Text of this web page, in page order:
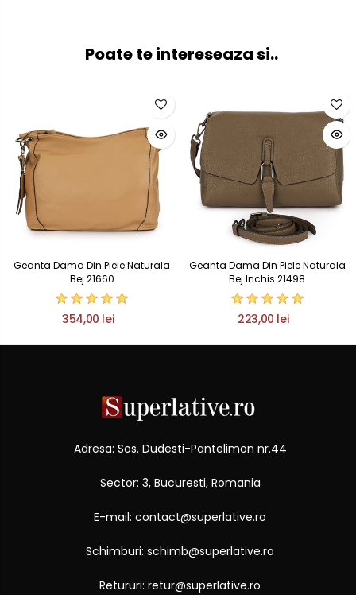
Poate te intereseaza si..
Geanta Dama Din Piele Naturala
Bej 21660
354,00 lei
Geanta Dama Din Piele Naturala
Bej Inchis 21498
223,00 lei
Adresa: Sos. Dudesti-Pantelimon nr.44
Sector: 3, Bucuresti, Romania
E-mail: contact@superlative.ro
Schimburi: schimb@superlative.ro
Retururi: retur@superlative.ro